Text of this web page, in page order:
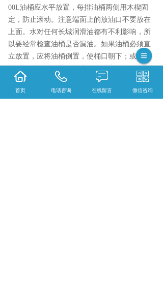
00L油桶应水平放置，每排油桶两侧用木楔固
定，防止滚动。注意端面上的放油口不要放在
上面。水对任何长城润滑油都有不利影响，所
以要经常检查油桶是否漏油。如果油桶必须直
立放置，应将油桶倒置，使桶口朝下；或者将
桶稍微倾斜，放油口在上面，防止雨水在桶面
堆积渗透。3.温度过低或过高都可能影响长城
润滑油的质量，因此不宜将润滑油长时间存放
首页 电话咨询 在线留言 微信咨询